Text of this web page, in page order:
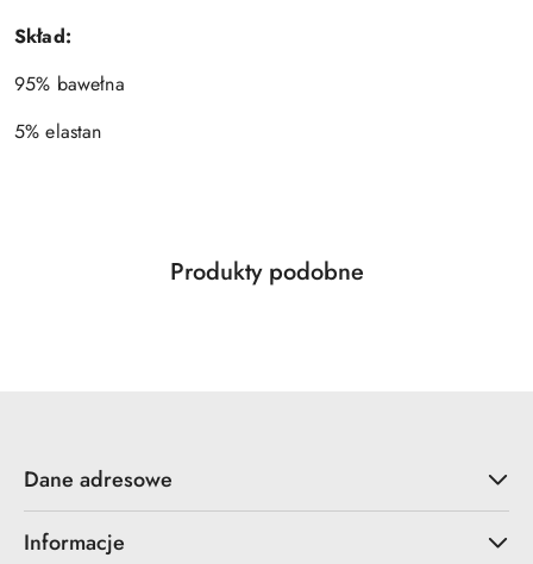
Skład:
95% bawełna
5% elastan
Pomiń karuzelę produktów
Produkty
Produkty podobne
Dane adresowe
Informacje